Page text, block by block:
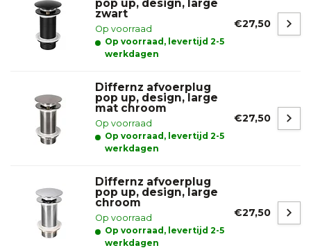
pop up, design, large
zwart
Op voorraad
Op voorraad, levertijd 2-5
werkdagen
€27,50
Differnz afvoerplug
pop up, design, large
mat chroom
Op voorraad
Op voorraad, levertijd 2-5
werkdagen
€27,50
Differnz afvoerplug
pop up, design, large
chroom
Op voorraad
Op voorraad, levertijd 2-5
werkdagen
€27,50